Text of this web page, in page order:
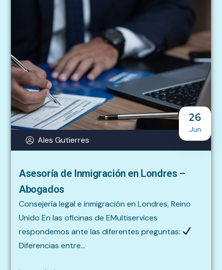
26
Jun
Ales Gutierres
Asesoría de Inmigración en Londres –
Abogados
Consejería legal e inmigración en Londres, Reino
Unido En las oficinas de EMultiservices
respondemos ante las diferentes preguntas:
Diferencias entre...